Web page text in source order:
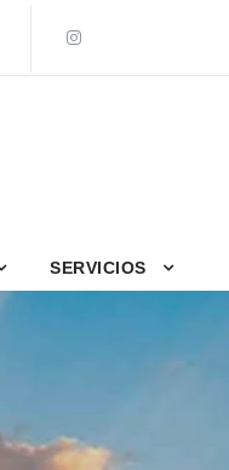
SERVICIOS